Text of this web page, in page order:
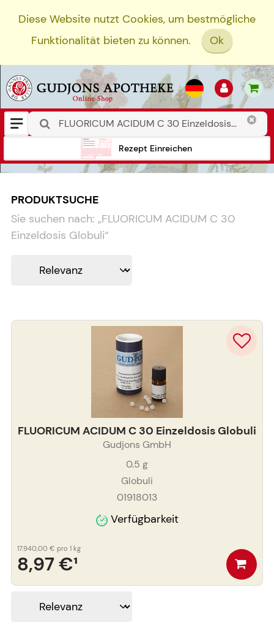
Diese Website nutzt Cookies, um bestmögliche
Funktionalität bieten zu können.
Ok
Rezept Einreichen
PRODUKTSUCHE
Sie suchen nach: „FLUORICUM ACIDUM C 30
Einzeldosis Globuli“
FLUORICUM ACIDUM C 30 Einzeldosis Globuli
Gudjons GmbH
0.5 g
Globuli
01918013
Verfügbarkeit
8,97 €¹
17.940,00 € pro 1 kg